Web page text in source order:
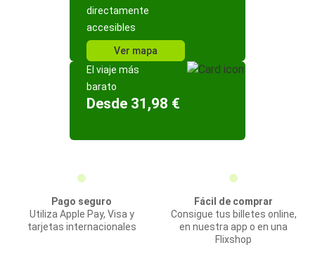
directamente
accesibles
Ver mapa
El viaje más
barato
Desde 31,98 €
Pago seguro
Utiliza Apple Pay, Visa y
tarjetas internacionales
Fácil de comprar
Consigue tus billetes online,
en nuestra app o en una
Flixshop